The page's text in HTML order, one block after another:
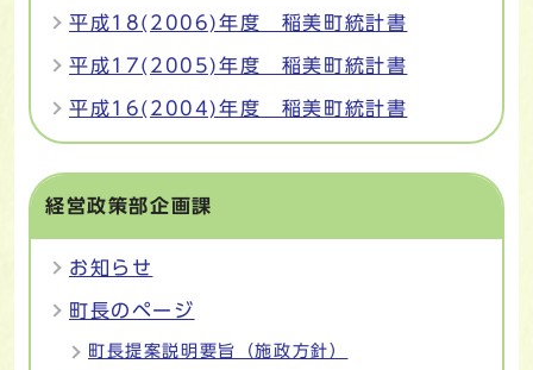
平成18(2006)年度 稲美町統計書
平成17(2005)年度 稲美町統計書
平成16(2004)年度 稲美町統計書
経営政策部企画課
お知らせ
町長のページ
町長提案説明要旨（施政方針）